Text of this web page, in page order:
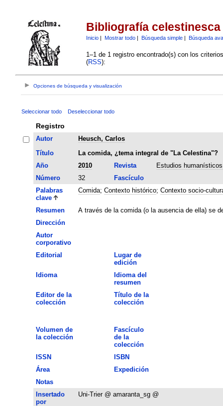
Bibliografía celestinesca
Inicio| Mostrar todo| Búsqueda simple| Búsqueda
1–1 de 1 registro encontrado(s) con los
(RSS):
Opciones de búsqueda y visualización
Seleccionar todo Deseleccionar todo
Registro
Autor
Heusch, Carlos
Título
La comida, ¿tema integral de "La Celestina"?
Año
2010 Revista
Estudios
Número
32
Fascículo
Palabras
clave
Comida; Contexto histórico; Contexto socio-
Resumen
A través de la comida (o la ausencia de ella) se
Dirección
Autor
corporativo
Editorial
Lugar de
edición
Idioma
Idioma del
resumen
Editor de la
colección
Título de la
colección
Volumen de
la colección
Fascículo
de la
colección
ISSN
ISBN
Área
Expedición
Notas
Insertado
por
Uni-Trier @ amaranta_sg @